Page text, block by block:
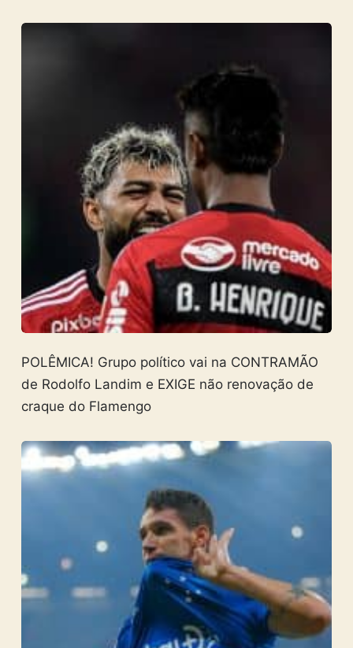
POLÊMICA! Grupo político vai na CONTRAMÃO
de Rodolfo Landim e EXIGE não renovação de
craque do Flamengo